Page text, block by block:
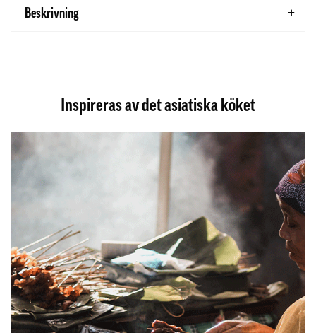
Beskrivning
Inspireras av det asiatiska köket